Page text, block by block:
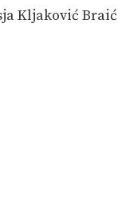
Kljaković Braić